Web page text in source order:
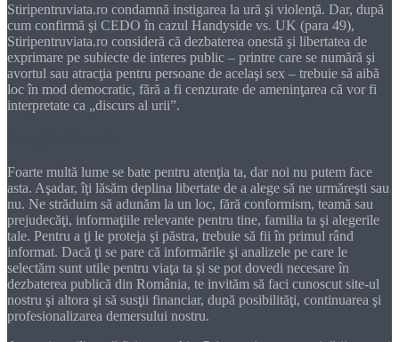
Stiripentruviata.ro condamnă instigarea la ură şi violenţă. Dar, după
cum confirmă şi CEDO în cazul Handyside vs. UK (para 49),
Stiripentruviata.ro consideră că dezbaterea onestă şi libertatea de
exprimare pe subiecte de interes public – printre care se numără şi
avortul sau atracţia pentru persoane de acelaşi sex – trebuie să aibă
loc în mod democratic, fără a fi cenzurate de ameninţarea că vor fi
interpretate ca „discurs al urii”.
Foarte multă lume se bate pentru atenţia ta, dar noi nu putem face
asta. Aşadar, îţi lăsăm deplina libertate de a alege să ne urmăreşti sau
nu. Ne străduim să adunăm la un loc, fără conformism, teamă sau
prejudecăţi, informaţiile relevante pentru tine, familia ta şi alegerile
tale. Pentru a ţi le proteja şi păstra, trebuie să fii în primul rând
informat. Dacă ţi se pare că informările şi analizele pe care le
selectăm sunt utile pentru viaţa ta şi se pot dovedi necesare în
dezbaterea publică din România, te invităm să faci cunoscut site-ul
nostru şi altora şi să susţii financiar, după posibilităţi, continuarea şi
profesionalizarea demersului nostru.